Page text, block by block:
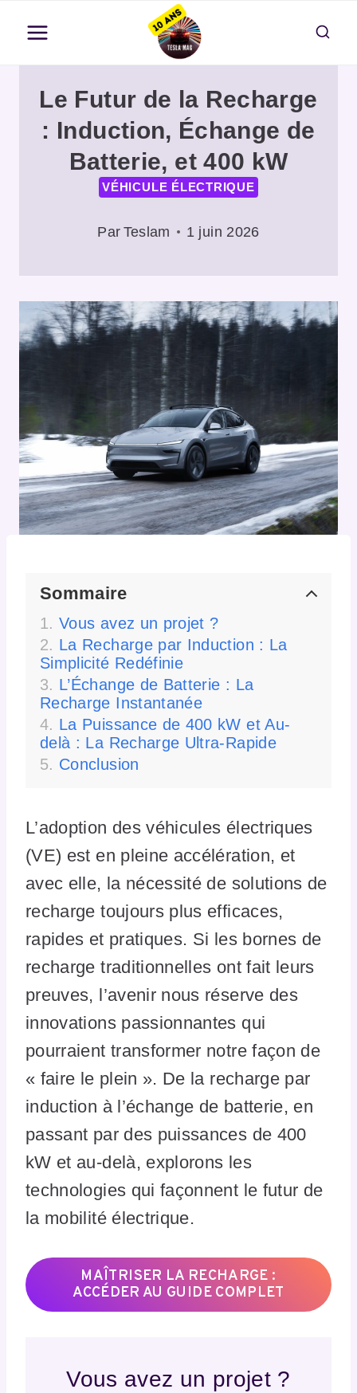
contenu
Le Futur de la Recharge
: Induction, Échange de
Batterie, et 400 kW
VÉHICULE ÉLECTRIQUE
Par Teslam 1 juin 2026
Sommaire
Vous avez un projet ?
La Recharge par Induction : La
Simplicité Redéfinie
L’Échange de Batterie : La
Recharge Instantanée
La Puissance de 400 kW et Au-
delà : La Recharge Ultra-Rapide
Conclusion
L’adoption des véhicules électriques
(VE) est en pleine accélération, et
avec elle, la nécessité de solutions de
recharge toujours plus efficaces,
rapides et pratiques. Si les bornes de
recharge traditionnelles ont fait leurs
preuves, l’avenir nous réserve des
innovations passionnantes qui
pourraient transformer notre façon de
« faire le plein ». De la recharge par
induction à l’échange de batterie, en
passant par des puissances de 400
kW et au-delà, explorons les
technologies qui façonnent le futur de
la mobilité électrique.
MAÎTRISER LA RECHARGE :
ACCÉDER AU GUIDE COMPLET
Vous avez un projet ?